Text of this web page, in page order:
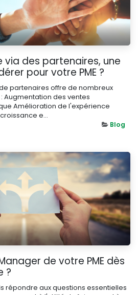
via des partenaires, une
pour votre PME ?
partenaires offre de nombreux
Augmentation des ventes
Amélioration de l'expérience
e...
Blog
de votre PME dès
?
répondre aux questions essentielles